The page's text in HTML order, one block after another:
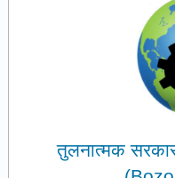
तुलनात्मक